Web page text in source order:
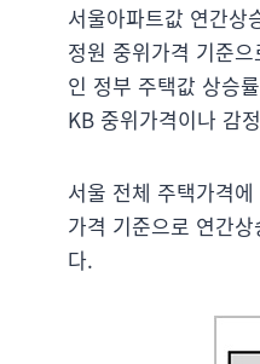
서울아파트값 연간상
정원 중위가격 기준
인 정부 주택값 상승
KB 중위가격이나 감
서울 전체 주택가격
가격 기준으로 연간
다.